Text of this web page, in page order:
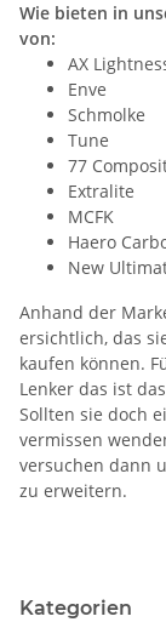
Wie bieten in
von:
AX
Enve
Schmolke
Tune
77
Extralite
MCFK
Haero
New
Anhand der
ersichtlich, das
kaufen können.
Lenker das ist
Sollten sie doch
vermissen
versuchen dann
zu erweitern.
Kategorien